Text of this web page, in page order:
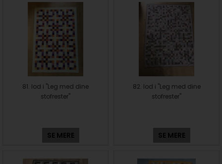
81. lod i "Leg med dine
stofrester"
SE MERE
82. lod i "Leg med dine
stofrester"
SE MERE